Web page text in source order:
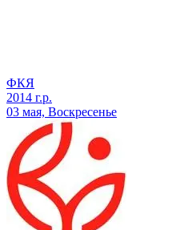
ФКЯ
2014 г.р.
03 мая, Воскресенье